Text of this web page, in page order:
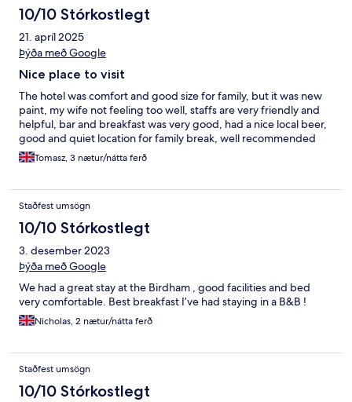
10/10 Stórkostlegt
21. apríl 2025
Þýða með Google
Nice place to visit
The hotel was comfort and good size for family, but it was new
paint, my wife not feeling too well, staffs are very friendly and
helpful, bar and breakfast was very good, had a nice local beer,
good and quiet location for family break, well recommended
Tomasz, 3 nætur/nátta ferð
Staðfest umsögn
10/10 Stórkostlegt
3. desember 2023
Þýða með Google
We had a great stay at the Birdham , good facilities and bed
very comfortable. Best breakfast I’ve had staying in a B&B !
Nicholas, 2 nætur/nátta ferð
Staðfest umsögn
10/10 Stórkostlegt